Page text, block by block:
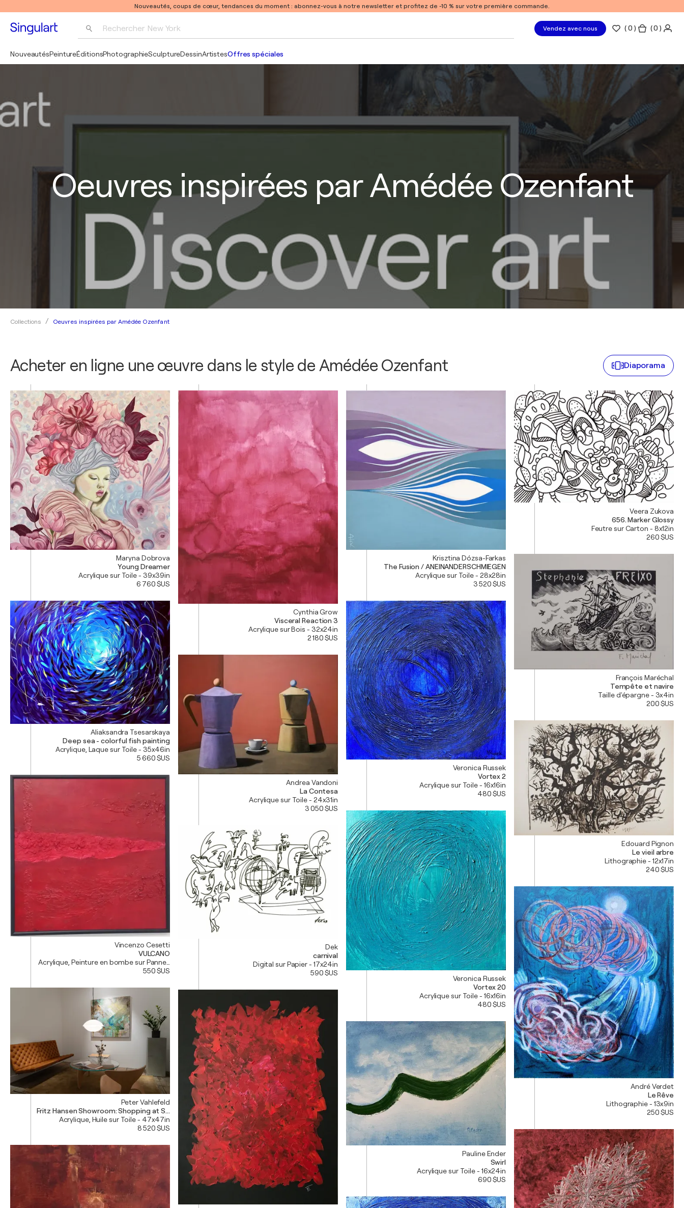
Nouveautés, coups de cœur, tendances du moment : abonnez-vous à notre newsletter et profitez de -10 % sur votre première commande.
Rechercher New York Vendez avec nous (0 ) ( 0 )
NouveautésPeintureÉditionsPhotographieSculptureDessinArtistesOffres spéciales
Oeuvres inspirées par Amédée Ozenfant
Collections Oeuvres inspirées par Amédée Ozenfant
Acheter en ligne une œuvre dans le style de Amédée Ozenfant Diaporama
Maryna Dobrova
Young Dreamer
Acrylique sur Toile - 39x39in
6 760 $US
Aliaksandra Tsesarskaya
Deep sea - colorful fish painting
Acrylique, Laque sur Toile - 35x46in
5 660 $US
Vincenzo Cesetti
VULCANO
Acrylique, Peinture en bombe sur Panneau synthétique - 24x24in
550 $US
Peter Vahlefeld
Fritz Hansen Showroom: Shopping at Sotheby’s #1
Acrylique, Huile sur Toile - 47x47in
8 520 $US
Cynthia Grow
Visceral Reaction 3
Acrylique sur Bois - 32x24in
2 180 $US
Andrea Vandoni
La Contesa
Acrylique sur Toile - 24x31in
3 050 $US
Dek
carnival
Digital sur Papier - 17x24in
590 $US
Krisztina Dózsa-Farkas
The Fusion / ANEINANDERSCHMIEGEN
Acrylique sur Toile - 28x28in
3 520 $US
Veronica Russek
Vortex 2
Acrylique sur Toile - 16x16in
480 $US
Veronica Russek
Vortex 20
Acrylique sur Toile - 16x16in
480 $US
Pauline Ender
Swirl
Acrylique sur Toile - 16x24in
690 $US
Veera Zukova
656. Marker Glossy
Feutre sur Carton - 8x12in
260 $US
François Maréchal
Tempête et navire
Taille d'épargne - 3x4in
200 $US
Edouard Pignon
Le vieil arbre
Lithographie - 12x17in
240 $US
André Verdet
Le Rêve
Lithographie - 13x9in
250 $US